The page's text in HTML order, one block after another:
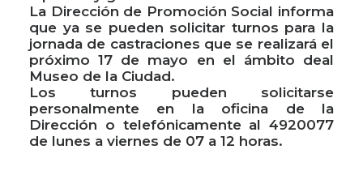
La Dirección de Promoción Social informa
que ya se pueden solicitar turnos para la
jornada de castraciones que se realizará el
próximo 17 de mayo en el ámbito deal
Museo de la Ciudad.
Los turnos pueden solicitarse
personalmente en la oficina de la
Dirección o telefónicamente al 4920077
de lunes a viernes de 07 a 12 horas.